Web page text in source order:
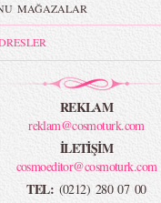
MAĞAZALAR
REKLAM
reklam@cosmoturk.com
İLETİŞİM
cosmoeditor@cosmoturk.com
TEL: (0212) 280 07 00